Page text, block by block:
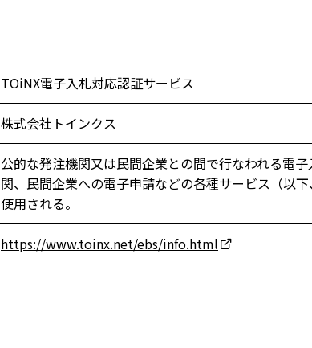
TOiNX電子入札対応認証サービス
株式会社トインクス
公的な発注機関又は民間企業との間で行なわれる電
関、民間企業への電子申請などの各種サービス（以
使用される。
https://www.toinx.net/ebs/info.html